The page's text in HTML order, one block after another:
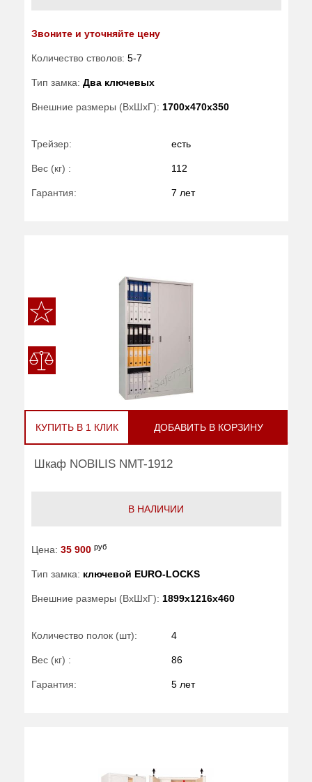
Звоните и уточняйте цену
Количество стволов: 5-7
Тип замка: Два ключевых
Внешние размеры (ВхШхГ): 1700x470x350
Трейзер: есть
Вес (кг) : 112
Гарантия: 7 лет
КУПИТЬ В 1 КЛИК ДОБАВИТЬ В КОРЗИНУ
Шкаф NOBILIS NMT-1912
В НАЛИЧИИ
Цена: 35 900 руб
Тип замка: ключевой EURO-LOCKS
Внешние размеры (ВхШхГ): 1899x1216x460
Количество полок (шт): 4
Вес (кг) : 86
Гарантия: 5 лет